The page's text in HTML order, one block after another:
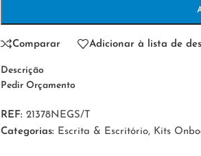
Comparar Adicionar à lista de
Descrição
Pedir Orçamento
REF: 21378NEGS/T
Categorias: Escrita & Escritório, Kits